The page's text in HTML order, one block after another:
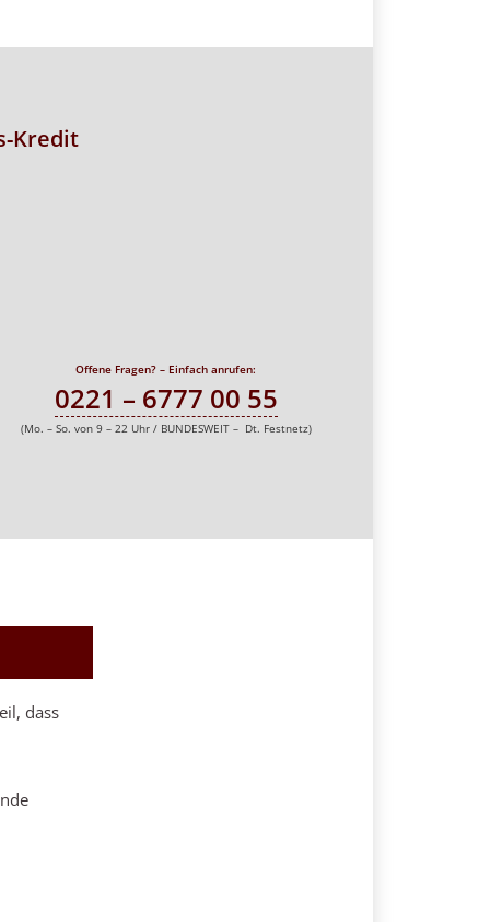
Kredit
Offene Fragen? – Einfach anrufen:
0221 – 6777 00 55
(Mo. – So. von 9 – 22 Uhr / BUNDESWEIT – Dt. Festnetz)
dass